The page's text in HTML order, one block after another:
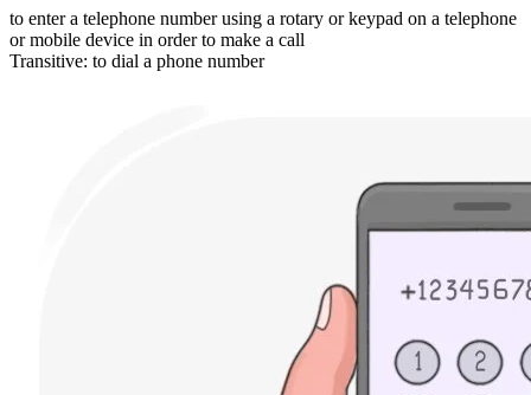
to enter a telephone number using a rotary or keypad on a telephone
or mobile device in order to make a call
Transitive: to dial a phone number